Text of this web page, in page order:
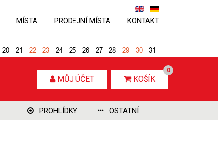
MÍSTA PRODEJNÍ MÍSTA KONTAKT
MŮJ ÚČET KOŠÍK
0
20 21 22 23 24 25 26 27 28 29 30 31
PROHLÍDKY OSTATNÍ